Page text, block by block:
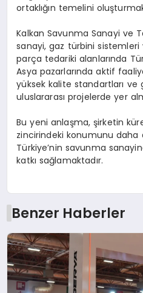
ortaklığın temelini
Kalkan Savunma Sanayi ve
sanayi, gaz türbini
parça tedariki alanlarında
Asya pazarlarında aktif
yüksek kalite standartları ve
uluslararası projelerde yer
Bu yeni anlaşma, şirketin
zincirindeki konumunu daha
Türkiye’nin savunma
katkı sağlamaktadır.
Benzer Haberler